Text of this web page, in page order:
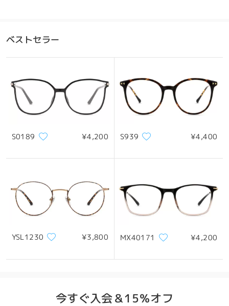
ベストセラー
S0189 ¥4,200 S939 ¥4,400
YSL1230 ¥3,800 MX40171 ¥4,200
今すぐ入会＆15％オフ